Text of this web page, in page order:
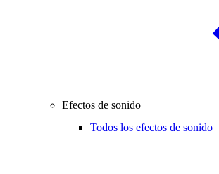
Efectos de sonido
Todos los efectos de sonido